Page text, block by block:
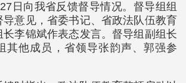
日向我省反馈督导情况。督导组组
意见，省委书记、省政法队伍教育
李锦斌作表态发言。督导组副组长
其他成员，省领导张韵声、郭强参